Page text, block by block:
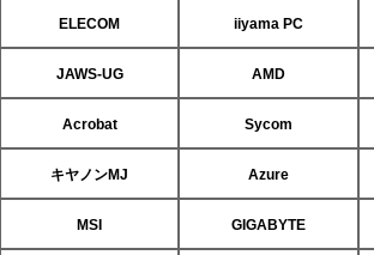
ELECOM iiyama PC
JAWS-UG AMD
Acrobat Sycom
キヤノンMJ Azure
MSI GIGABYTE